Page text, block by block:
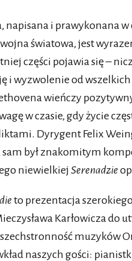
napisana i prawykonana
wojna światowa, jest
części pojawia się –
i wyzwolenie od
wieńczy
w czasie, gdy życie
Dyrygent Felix
był znakomitym
niewielkiej Serenadzie
to prezentacja
Karłowicza do
muzyków
naszych gości: